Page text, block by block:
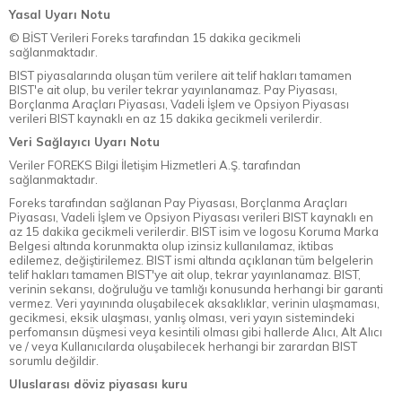
Yasal Uyarı Notu
© BİST Verileri Foreks tarafından 15 dakika gecikmeli
sağlanmaktadır.
BIST piyasalarında oluşan tüm verilere ait telif hakları tamamen
BIST'e ait olup, bu veriler tekrar yayınlanamaz. Pay Piyasası,
Borçlanma Araçları Piyasası, Vadeli İşlem ve Opsiyon Piyasası
verileri BIST kaynaklı en az 15 dakika gecikmeli verilerdir.
Veri Sağlayıcı Uyarı Notu
Veriler FOREKS Bilgi İletişim Hizmetleri A.Ş. tarafından
sağlanmaktadır.
Foreks tarafından sağlanan Pay Piyasası, Borçlanma Araçları
Piyasası, Vadeli İşlem ve Opsiyon Piyasası verileri BIST kaynaklı en
az 15 dakika gecikmeli verilerdir. BIST isim ve logosu Koruma Marka
Belgesi altında korunmakta olup izinsiz kullanılamaz, iktibas
edilemez, değiştirilemez. BIST ismi altında açıklanan tüm belgelerin
telif hakları tamamen BIST'ye ait olup, tekrar yayınlanamaz. BIST,
verinin sekansı, doğruluğu ve tamlığı konusunda herhangi bir garanti
vermez. Veri yayınında oluşabilecek aksaklıklar, verinin ulaşmaması,
gecikmesi, eksik ulaşması, yanlış olması, veri yayın sistemindeki
perfomansın düşmesi veya kesintili olması gibi hallerde Alıcı, Alt Alıcı
ve / veya Kullanıcılarda oluşabilecek herhangi bir zarardan BIST
sorumlu değildir.
Uluslarası döviz piyasası kuru